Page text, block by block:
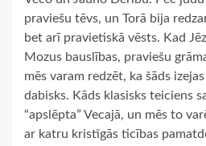
praviešu tēvs, un Torā bija
bet arī pravietiskā vēsts. Kad
Mozus bauslības, praviešu
mēs varam redzēt, ka šāds
dabisks. Kāds klasisks teiciens
“apslēpta” Vecajā, un mēs to
ar katru kristīgās ticības